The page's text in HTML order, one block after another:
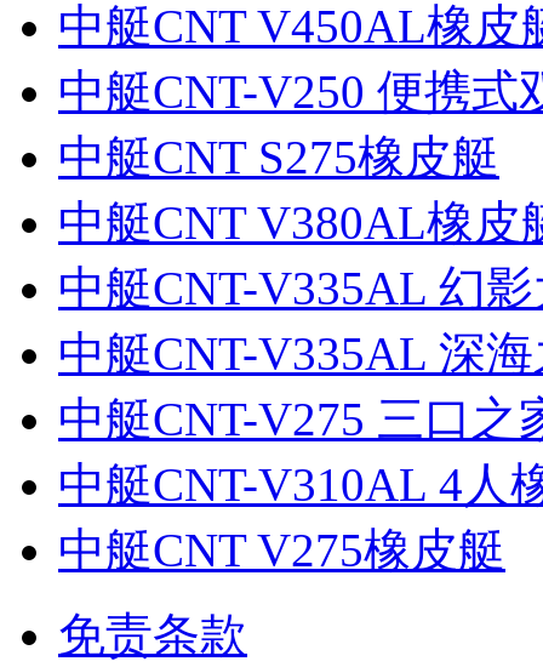
中艇CNT V450AL橡皮
中艇CNT-V250 便携式
中艇CNT S275橡皮艇
中艇CNT V380AL橡皮
中艇CNT-V335AL 幻
中艇CNT-V335AL 深
中艇CNT-V275 三口之
中艇CNT-V310AL 4人
中艇CNT V275橡皮艇
免责条款